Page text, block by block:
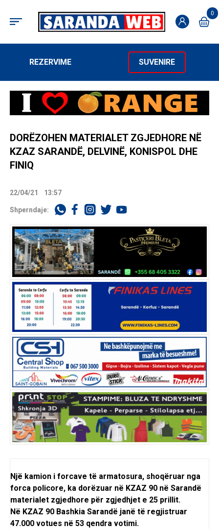
0
REZERVIME SUVENIRE
DORËZOHEN MATERIALET ZGJEDHORE NË
KZAZ SARANDË, DELVINË, KONISPOL DHE
FINIQ
22/04/21 13:57
Shperndaje:
Një kamion i forcave të armatosura, shoqëruar nga
forca policore, ka dorëzuar në KZAZ 90 në Sarandë
materialet zgjedhore për zgjedhjet e 25 prillit.
Në KZAZ 90 Bashkia Sarandë janë të regjistruar
47.000 votues në 53 qendra votimi.